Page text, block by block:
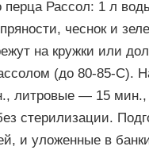
Рассол: 1 л
чеснок и
на кружки или
(до 80-85-С).
литровые — 15
стерилизации.
и уложенные в